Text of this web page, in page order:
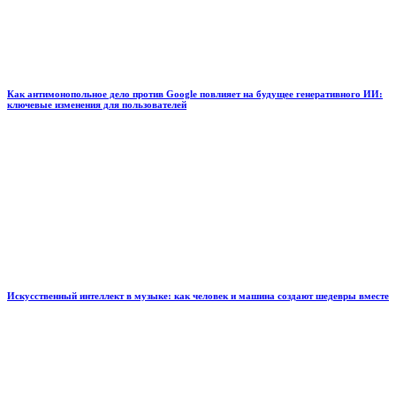
Как антимонопольное дело против Google повлияет на будущее генеративного ИИ:
ключевые изменения для пользователей
Искусственный интеллект в музыке: как человек и машина создают шедевры вместе